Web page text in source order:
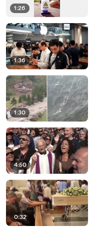
1:26
1:36
1:30
4:50
0:32